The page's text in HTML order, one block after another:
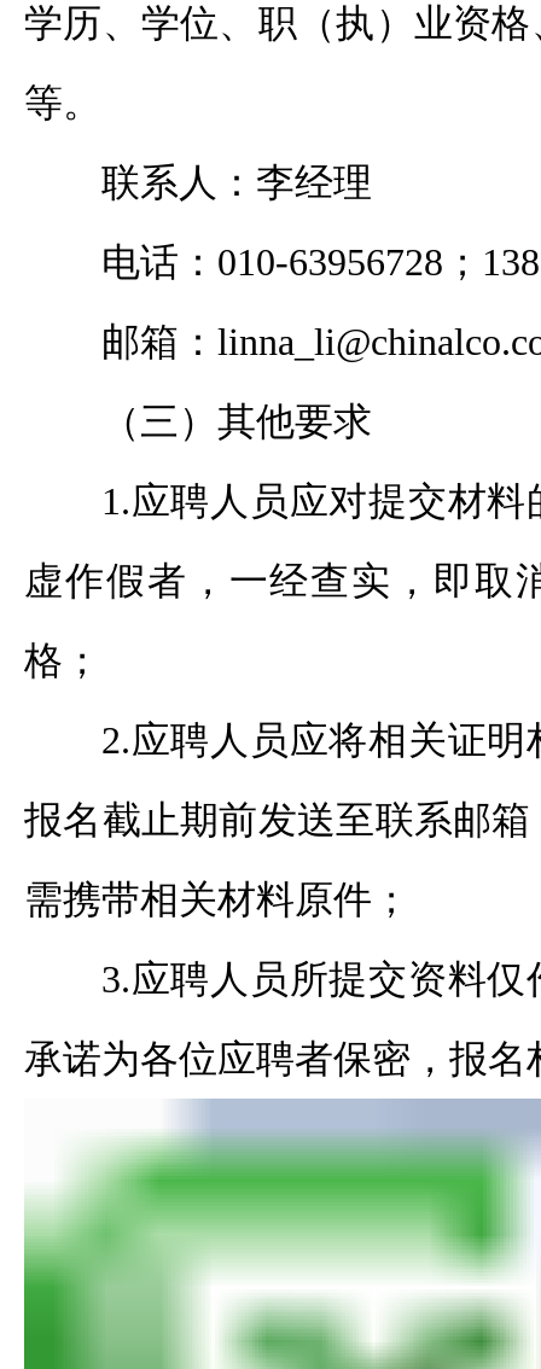
学历、学位、职（执）业资
等。
联系人：李经理
电话：010-63956728；
邮箱：
（三）其他要求
1.应聘人员应对提交材
虚作假者，一经查实，即取
格；
2.应聘人员应将相关证
报名截止期前发送至联系邮
需携带相关材料原件；
3.应聘人员所提交资料
承诺为各位应聘者保密，报